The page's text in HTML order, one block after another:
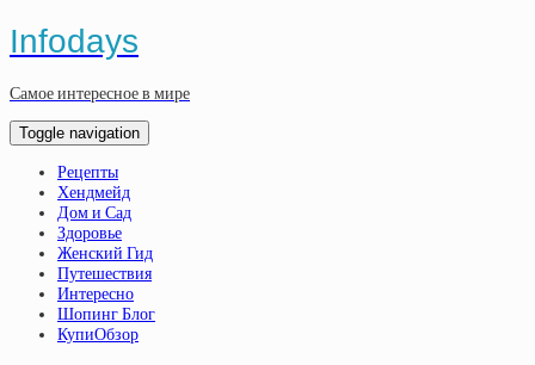
Infodays
Самое интересное в мире
Toggle navigation
Рецепты
Хендмейд
Дом и Сад
Здоровье
Женский Гид
Путешествия
Интересно
Шопинг Блог
КупиОбзор